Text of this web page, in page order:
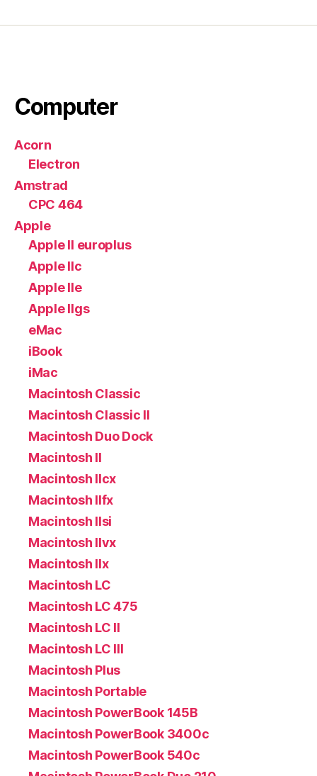
Computer
Acorn
Electron
Amstrad
CPC 464
Apple
Apple II europlus
Apple IIc
Apple IIe
Apple IIgs
eMac
iBook
iMac
Macintosh Classic
Macintosh Classic II
Macintosh Duo Dock
Macintosh II
Macintosh IIcx
Macintosh IIfx
Macintosh IIsi
Macintosh IIvx
Macintosh IIx
Macintosh LC
Macintosh LC 475
Macintosh LC II
Macintosh LC III
Macintosh Plus
Macintosh Portable
Macintosh PowerBook 145B
Macintosh PowerBook 3400c
Macintosh PowerBook 540c